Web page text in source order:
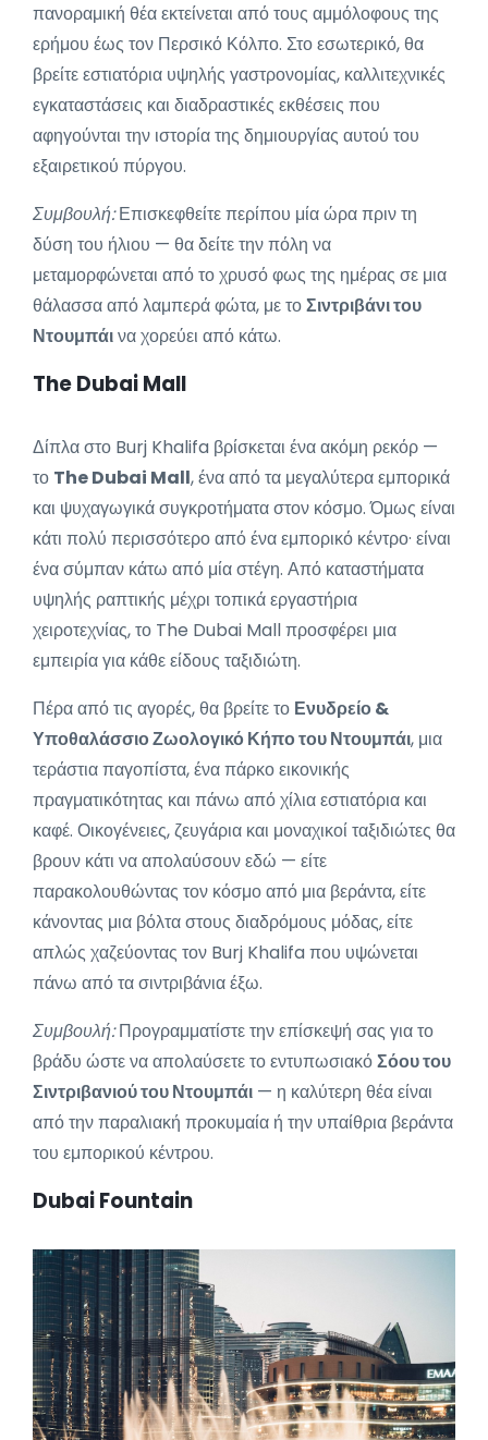
πανοραμική θέα εκτείνεται από τους αμμόλοφους της
ερήμου έως τον Περσικό Κόλπο. Στο εσωτερικό, θα
βρείτε εστιατόρια υψηλής γαστρονομίας, καλλιτεχνικές
εγκαταστάσεις και διαδραστικές εκθέσεις που
αφηγούνται την ιστορία της δημιουργίας αυτού του
εξαιρετικού πύργου.
Συμβουλή:Επισκεφθείτε περίπου μία ώρα πριν τη
δύση του ήλιου — θα δείτε την πόλη να
μεταμορφώνεται από το χρυσό φως της ημέρας σε μια
θάλασσα από λαμπερά φώτα, με τοΣιντριβάνι του
Ντουμπάινα χορεύει από κάτω.
The Dubai Mall
Δίπλα στο Burj Khalifa βρίσκεται ένα ακόμη ρεκόρ —
το The Dubai Mall, ένα από τα μεγαλύτερα εμπορικά
και ψυχαγωγικά συγκροτήματα στον κόσμο. Όμως είναι
κάτι πολύ περισσότερο από ένα εμπορικό κέντρο· είναι
ένα σύμπαν κάτω από μία στέγη. Από καταστήματα
υψηλής ραπτικής μέχρι τοπικά εργαστήρια
χειροτεχνίας, το The Dubai Mall προσφέρει μια
εμπειρία για κάθε είδους ταξιδιώτη.
Πέρα από τις αγορές, θα βρείτε το Ενυδρείο &
Υποθαλάσσιο Ζωολογικό Κήπο του Ντουμπάι, μια
τεράστια παγοπίστα, ένα πάρκο εικονικής
πραγματικότητας και πάνω από χίλια εστιατόρια και
καφέ. Οικογένειες, ζευγάρια και μοναχικοί ταξιδιώτες θα
βρουν κάτι να απολαύσουν εδώ — είτε
παρακολουθώντας τον κόσμο από μια βεράντα, είτε
κάνοντας μια βόλτα στους διαδρόμους μόδας, είτε
απλώς χαζεύοντας τον Burj Khalifa που υψώνεται
πάνω από τα σιντριβάνια έξω.
Συμβουλή:Προγραμματίστε την επίσκεψή σας για το
βράδυ ώστε να απολαύσετε το εντυπωσιακόΣόου του
Σιντριβανιού του Ντουμπάι — η καλύτερη θέα είναι
από την παραλιακή προκυμαία ή την υπαίθρια βεράντα
του εμπορικού κέντρου.
Dubai Fountain